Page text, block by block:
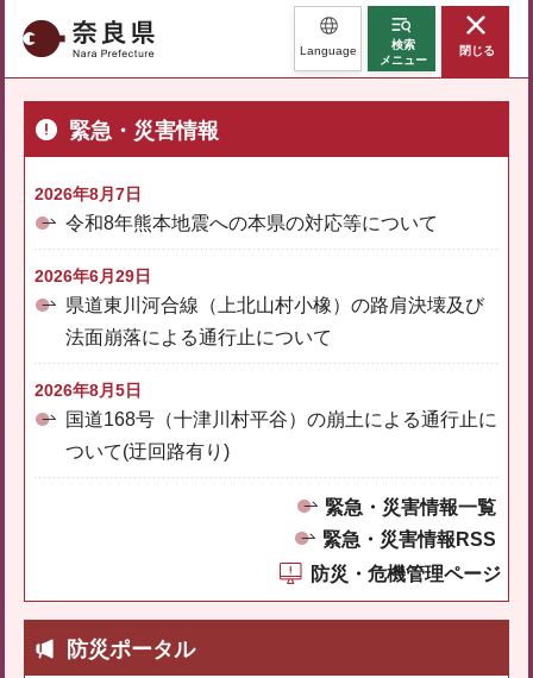
奈良県 Language
検索
メニュー
閉じる
緊急・災害情報
2026年8月7日
令和8年熊本地震への本県の対応等について
2026年6月29日
県道東川河合線（上北山村小橡）の路肩決壊及び
法面崩落による通行止について
2026年8月5日
国道168号（十津川村平谷）の崩土による通行止に
ついて(迂回路有り)
緊急・災害情報一覧
緊急・災害情報RSS
防災・危機管理ページ
防災ポータル